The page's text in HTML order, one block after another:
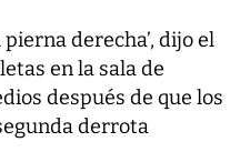
derecha’, dijo el
en la sala de
después de que los
derrota